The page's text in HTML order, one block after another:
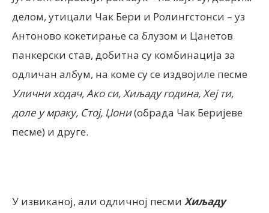
делом, утицали Чак Бери и Ролингстонси – уз
Антоново кокетирање са блузом и Цанетов
панкерски став, добитна су комбинација за
одличан албум, на коме су се издвојиле песме
Улични ходач, Ако си, Хиљаду година, Хеј ти,
доле у мраку, Стој, Џони(обрада Чак Беријеве
песме) и друге.
У извиканој, али одличној песми Хиљаду